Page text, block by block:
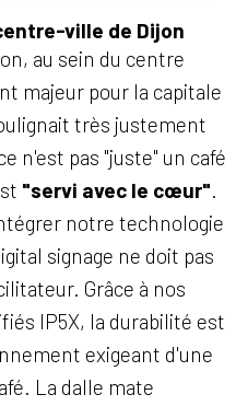
ville de Dijon
au sein du centre
majeur pour la capitale
très justement
n'est pas "juste" un café
"servi avec le cœur".
notre technologie
signage ne doit pas
Grâce à nos
IP5X, la durabilité est
exigeant d'une
La dalle mate